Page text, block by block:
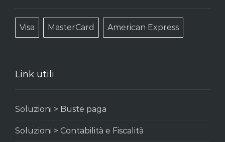
Visa MasterCard American Express
Link utili
Soluzioni > Buste paga
Soluzioni > Contabilità e Fiscalità